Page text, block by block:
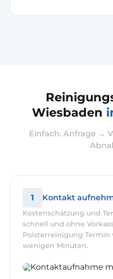
Wiesbaden
Einfach: Anfrage →
1 Kontakt
Kostenschätzung und
schnell und ohne
Polsterreinigung Termin
wenigen Minuten.